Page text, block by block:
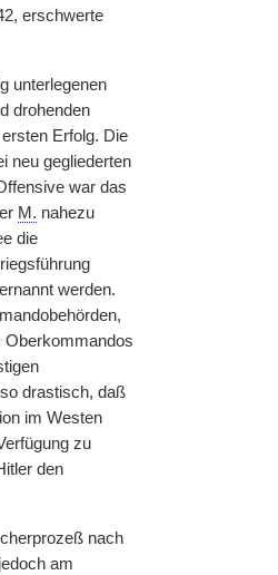
erschwerte
unterlegenen
drohenden
Erfolg. Die
neu gegliederten
war das
M. nahezu
die
werden.
Oberkommandos
drastisch, daß
im Westen
zu
den
nach
jedoch am